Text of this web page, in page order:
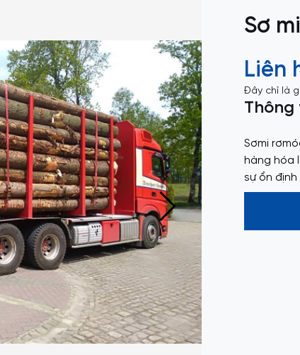
Sơ
Liên
Đây chỉ là
Thông
Sơmi
hàng hóa
sự ổn